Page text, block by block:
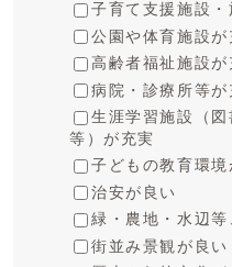
子育て支援施設・
公園や体育施設が
高齢者福祉施設が
病院・診療所等が
生涯学習施設（
等）が充実
子どもの教育環境
治安が良い
緑・農地・水辺
街並み景観が良い